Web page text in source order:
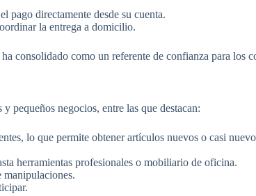
pago directamente desde su cuenta.
la entrega a domicilio.
consolidado como un referente de confianza para los
pequeños negocios, entre las que destacan:
lo que permite obtener artículos nuevos o casi
herramientas profesionales o mobiliario de oficina.